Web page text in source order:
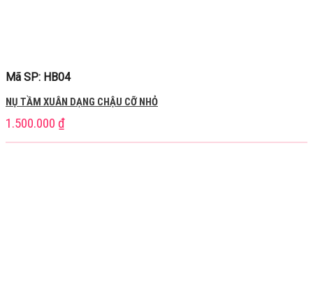
Mã SP: HB04
NỤ TẦM XUÂN DẠNG CHẬU CỠ NHỎ
1.500.000 ₫